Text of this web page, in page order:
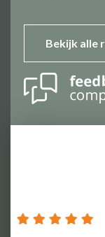
Bekijk alle